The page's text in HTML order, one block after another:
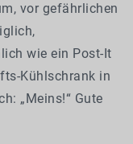
vor gefährlichen
wie ein Post-It
Kühlschrank in
„Meins!“ Gute